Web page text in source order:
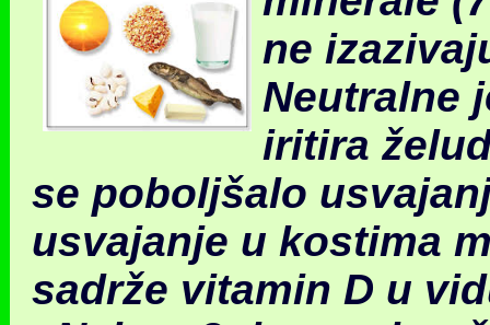
ne
Neutralne
iritira
se poboljšalo
usvajanje u kostima
sadrže vitamin D u